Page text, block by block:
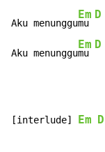
Aku menunggu
Em
mu
D
Aku menunggu
Em
mu
D
[interlude] Em D